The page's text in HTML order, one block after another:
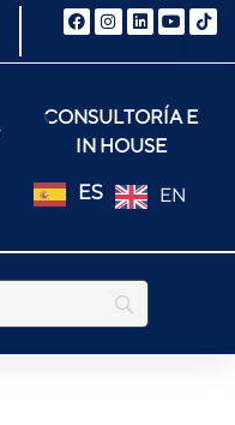
CONSULTORÍA E
IN HOUSE
ES EN